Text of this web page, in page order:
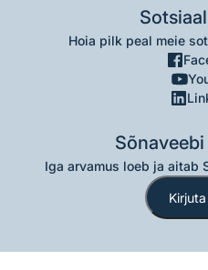
Hoia pilk peal meie
Iga arvamus loeb ja aitab